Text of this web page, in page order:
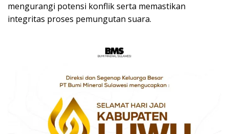
mengurangi potensi konflik serta memastikan
integritas proses pemungutan suara.